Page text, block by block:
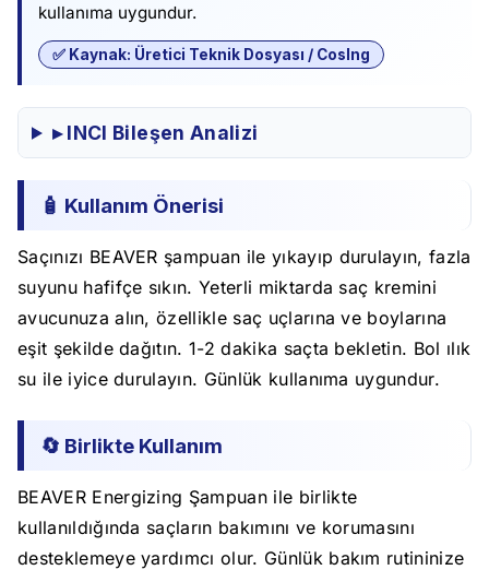
kullanıma uygundur.
✅ Kaynak: Üretici Teknik Dosyası / CosIng
▸ INCI Bileşen Analizi
🧴 Kullanım Önerisi
Saçınızı BEAVER şampuan ile yıkayıp durulayın, fazla
suyunu hafifçe sıkın. Yeterli miktarda saç kremini
avucunuza alın, özellikle saç uçlarına ve boylarına
eşit şekilde dağıtın. 1-2 dakika saçta bekletin. Bol ılık
su ile iyice durulayın. Günlük kullanıma uygundur.
🔄 Birlikte Kullanım
BEAVER Energizing Şampuan ile birlikte
kullanıldığında saçların bakımını ve korumasını
desteklemeye yardımcı olur. Günlük bakım rutininize